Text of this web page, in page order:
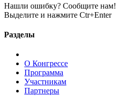
Нашли ошибку? Сообщите нам!
Выделите и нажмите Ctr+Enter
Разделы
О Конгрессе
Программа
Участникам
Партнеры